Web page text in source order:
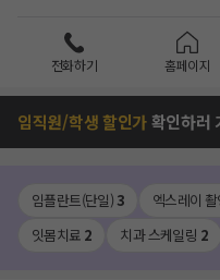
전화하기 홈페이지
임직원/학생 할인가확인하러
임플란트(단일)3 엑스레이
잇몸치료 2 치과 스케일링 2